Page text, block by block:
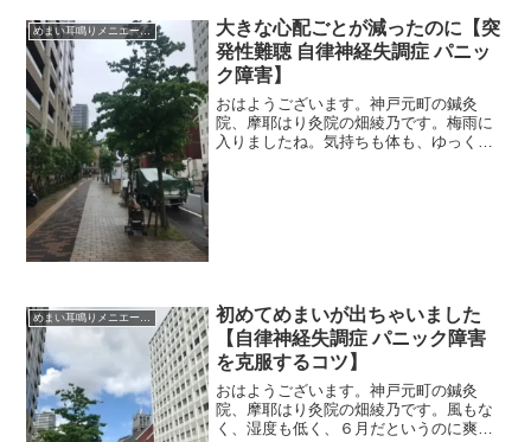
めまい耳鳴りメニエール突発性難聴
大きな心配ごとが減ったのに【突
発性難聴 自律神経失調症 パニッ
ク障害】
おはようございます。神戸元町の鍼灸
院、摩耶はり灸院の畑綾乃です。梅雨に
入りましたね。気持ちも体も、ゆっくり
初めてめまいが出ちゃいました
【自律神経失調症 パニック障害
を克服するコツ】
おはようございます。神戸元町の鍼灸
院、摩耶はり灸院の畑綾乃です。風もな
く、湿度も低く、６月だというのに爽や